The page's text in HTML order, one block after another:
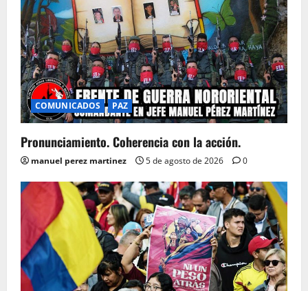
COMUNICADOS PAZ
Pronunciamiento. Coherencia con la acción.
manuel perez martinez 5 de agosto de 2026 0